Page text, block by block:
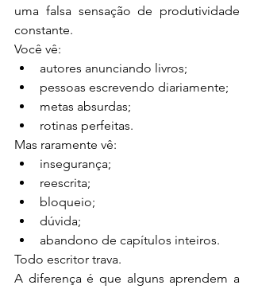
uma falsa sensação de produtividade
constante.
Você vê:
autores anunciando livros;
pessoas escrevendo diariamente;
metas absurdas;
rotinas perfeitas.
Mas raramente vê:
insegurança;
reescrita;
bloqueio;
dúvida;
abandono de capítulos inteiros.
Todo escritor trava.
A diferença é que alguns aprendem a